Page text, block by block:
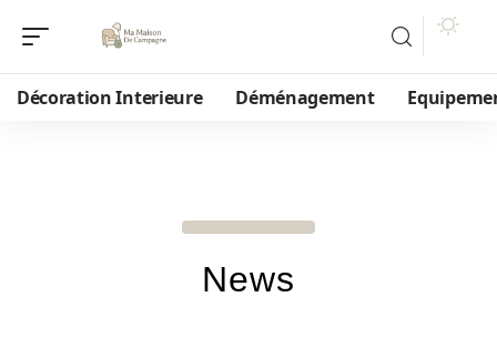
Décoration Interieure Déménagement
News